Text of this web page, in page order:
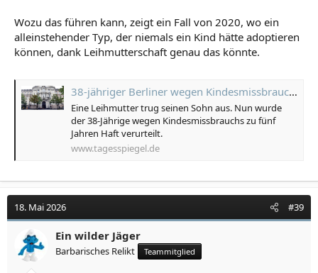
Wozu das führen kann, zeigt ein Fall von 2020, wo ein
alleinstehender Typ, der niemals ein Kind hätte adoptieren
können, dank Leihmutterschaft genau das könnte.
38-jähriger Berliner wegen Kindesmissbrauchs verurteilt: „Kein Beweis, zu welchem Zweck er das Kind zeugte“
Eine Leihmutter trug seinen Sohn aus. Nun wurde
der 38-Jährige wegen Kindesmissbrauchs zu fünf
Jahren Haft verurteilt.
www.tagesspiegel.de
18. Mai 2026 #39
Ein wilder Jäger
Barbarisches Relikt Teammitglied